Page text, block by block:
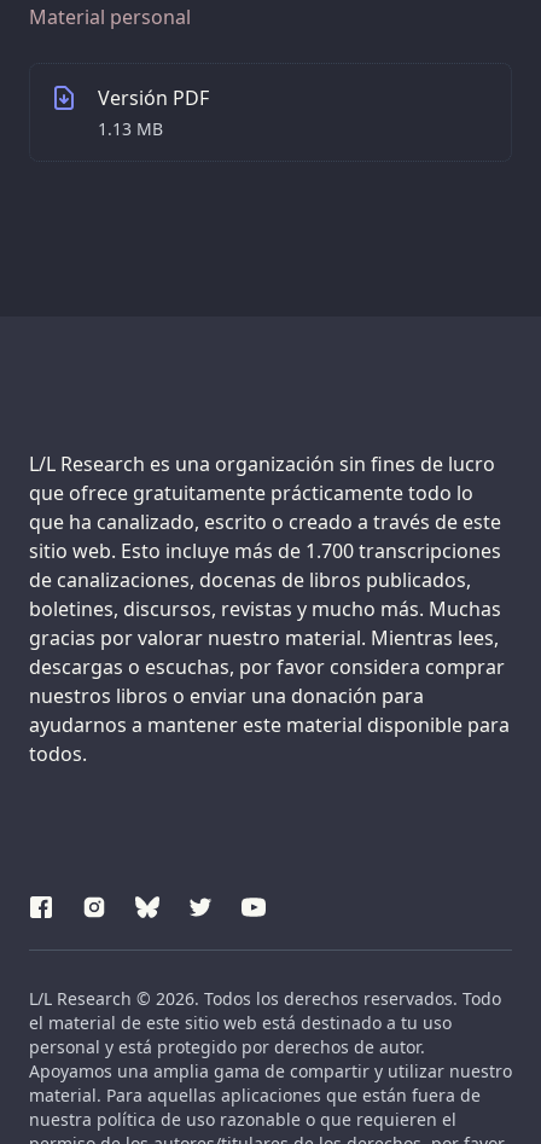
Material personal
Versión PDF
1.13 MB
Support us:
L/L Research es una organización sin fines de lucro
que ofrece gratuitamente prácticamente todo lo
que ha canalizado, escrito o creado a través de este
sitio web. Esto incluye más de 1.700 transcripciones
de canalizaciones, docenas de libros publicados,
boletines, discursos, revistas y mucho más. Muchas
gracias por valorar nuestro material. Mientras lees,
descargas o escuchas, por favor considera comprar
nuestros libros o enviar una donación para
ayudarnos a mantener este material disponible para
todos.
L/L Research © 2026. Todos los derechos reservados. Todo
el material de este sitio web está destinado a tu uso
personal y está protegido por derechos de autor.
Apoyamos una amplia gama de compartir y utilizar nuestro
material. Para aquellas aplicaciones que están fuera de
nuestra política de uso razonable o que requieren el